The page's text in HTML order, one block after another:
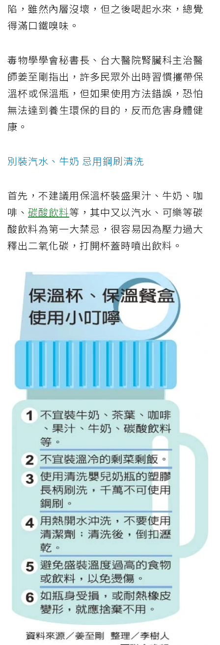
陷，雖然內層沒壞，但之後喝起水來，總覺
得滿口鐵嗅味。
毒物學學會秘書長、台大醫院腎臟科主治醫
師姜至剛指出，許多民眾外出時習慣攜帶保
溫杯或保溫瓶，但如果使用方法錯誤，恐怕
無法達到養生環保的目的，反而危害身體健
康。
別裝汽水、牛奶 忌用鋼刷清洗
首先，不建議用保溫杯裝盛果汁、牛奶、咖
啡、 碳酸飲料等，其中又以汽水、可樂等碳
酸飲料為第一大禁忌，很容易因為壓力過大
釋出二氧化碳，打開杯蓋時噴出飲料。